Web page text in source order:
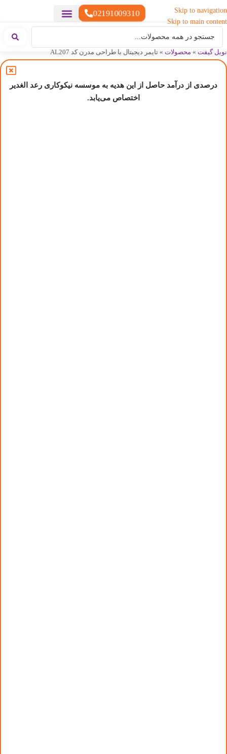
Skip to navigation
Skip to main content
02191009310
نوبل گیفت » محصولات » تایمر دیجیتال با طراحی مدرن کد AL207
درصدی از درآمد حاصل از این هدیه به موسسه نیکوکاری رعد الغدیر
اختصاص می‌یابد.